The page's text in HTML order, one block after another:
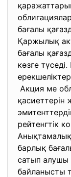
бағалы
Қаржылық
бағалы
көзге
Акция ме
рейтенгтік
Анықтамалық
барлық
сатып алушы
байланысты